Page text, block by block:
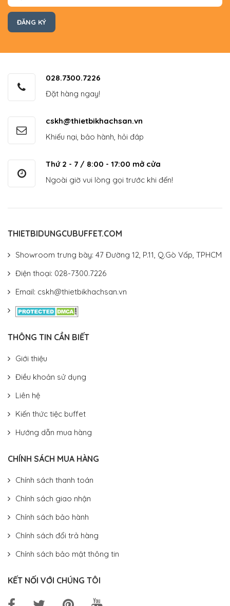
028.7300.7226
Đặt hàng ngay!
cskh@thietbikhachsan.vn
Khiếu nại, bảo hành, hỏi đáp
Thứ 2 - 7 / 8:00 - 17:00 mở cửa
Ngoài giờ vui lòng gọi trước khi đến!
THIETBIDUNGCUBUFFET.COM
Showroom trưng bày: 47 Đường 12, P.11, Q.Gò Vấp, TPHCM
Điện thoại: 028-7300.7226
Email: cskh@thietbikhachsan.vn
THÔNG TIN CẦN BIẾT
Giới thiệu
Điều khoản sử dụng
Liên hệ
Kiến thức tiệc buffet
Hướng dẫn mua hàng
CHÍNH SÁCH MUA HÀNG
Chính sách thanh toán
Chính sách giao nhận
Chính sách bảo hành
Chính sách đổi trả hàng
Chính sách bảo mật thông tin
KẾT NỐI VỚI CHÚNG TÔI